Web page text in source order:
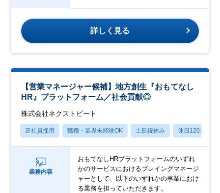
詳しく見る
【営業マネージャー候補】地方創生『おもてなし
HR』プラットフォーム／社会貢献◎
株式会社ネクストビート
正社員採用 職種・業界未経験OK 土日祝休み 休日120日以上
業務内容
おもてなしHRプラットフォームのいずれ
かのサービスにおけるプレイングマネージ
ャーとして、以下のいずれかの事業におけ
る業務を担っていただきます。